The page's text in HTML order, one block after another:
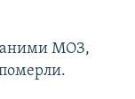
МОЗ,